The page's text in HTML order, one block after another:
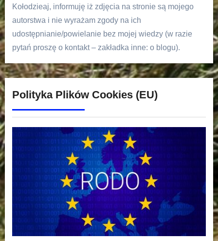
Kołodzieaj, informuję iż zdjęcia na stronie są mojego
autorstwa i nie wyrażam zgody na ich
udostępnianie/powielanie bez mojej wiedzy (w razie
pytań proszę o kontakt – zakładka inne: o blogu).
Polityka Plików Cookies (EU)